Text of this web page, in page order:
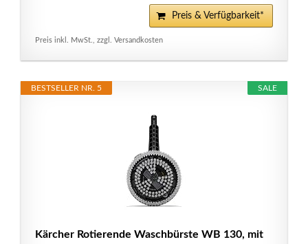
Preis & Verfügbarkeit*
Preis inkl. MwSt., zzgl. Versandkosten
SALE
BESTSELLER NR. 5
Kärcher Rotierende Waschbürste WB 130, mit